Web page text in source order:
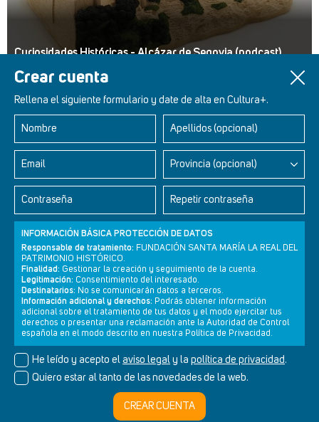
Crear cuenta
Rellena el siguiente formulario y date de alta en Cultura+.
Nombre Apellidos (opcional)
Email Provincia (opcional)
Contraseña Repetir contraseña
INFORMACIÓN BÁSICA PROTECCIÓN DE DATOS
Responsable de tratamiento: FUNDACIÓN SANTA MARÍA LA REAL DEL
PATRIMONIO HISTÓRICO.
Finalidad: Gestionar la creación y seguimiento de la cuenta.
Legitimación: Consentimiento del interesado.
Destinatarios: No se comunicarán datos a terceros.
Información adicional y derechos: Podrás obtener información
adicional sobre el tratamiento de tus datos y el modo ejercitar tus
derechos o presentar una reclamación ante la Autoridad de Control
española en el modo descrito en nuestra Política de Privacidad.
He leído y acepto el aviso legal y la política de privacidad.
Quiero estar al tanto de las novedades de la web.
CREAR CUENTA
Curiosidades Históricas - Alcázar de Segovia (podcast)
Retablos Renacentistas Este de León
Newsletter Aviso legal Política de privacidad Política de cookies
© Cultura+ 2026. Todos los derechos reservados